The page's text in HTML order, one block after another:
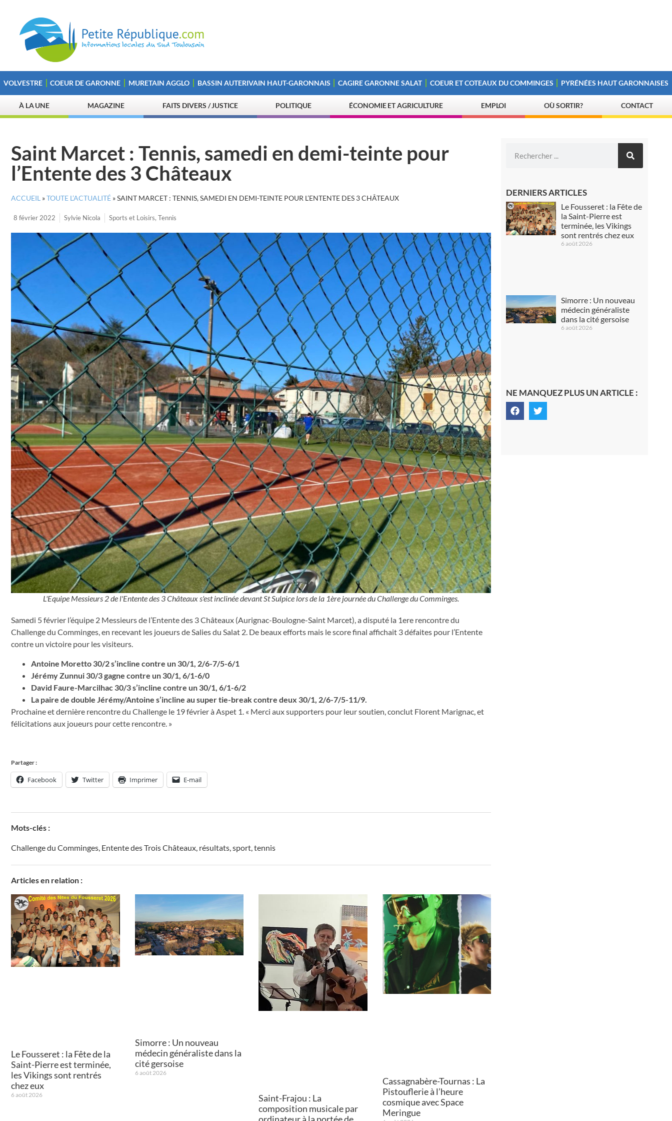
VOLVESTRE COEUR DE GARONNE MURETAIN AGGLO BASSIN AUTERIVAIN HAUT-GARONNAIS CAGIRE GARONNE SALAT COEUR ET COTEAUX DU COMMINGES PYRÉNÉES HAUT GARONNAISES
À LA UNE MAGAZINE FAITS DIVERS / JUSTICE POLITIQUE ÉCONOMIE ET AGRICULTURE EMPLOI OÙ SORTIR? CONTACT
Saint Marcet : Tennis, samedi en demi-teinte pour
l’Entente des 3 Châteaux
ACCUEIL »TOUTE L’ACTUALITÉ »SAINT MARCET : TENNIS, SAMEDI EN DEMI-TEINTE POUR L’ENTENTE DES 3 CHÂTEAUX
8 février 2022 Sylvie Nicola Sports et Loisirs, Tennis
L'Equipe Messieurs 2 de l'Entente des 3 Châteaux s'est inclinée devant St Sulpice lors de la 1ère journée du Challenge du Comminges.
Samedi 5 février l’équipe 2 Messieurs de l’Entente des 3 Châteaux (Aurignac-Boulogne-Saint Marcet), a disputé la 1ere rencontre du
Challenge du Comminges, en recevant les joueurs de Salies du Salat 2. De beaux efforts mais le score final affichait 3 défaites pour l’Entente
contre un victoire pour les visiteurs.
Antoine Moretto 30/2 s’incline contre un 30/1, 2/6-7/5-6/1
Jérémy Zunnui 30/3 gagne contre un 30/1, 6/1-6/0
David Faure-Marcilhac 30/3 s’incline contre un 30/1, 6/1-6/2
La paire de double Jérémy/Antoine s’incline au super tie-break contre deux 30/1, 2/6-7/5-11/9.
Prochaine et dernière rencontre du Challenge le 19 février à Aspet 1. « Merci aux supporters pour leur soutien, conclut Florent Marignac, et
félicitations aux joueurs pour cette rencontre. »
Partager :
Facebook Twitter Imprimer E-mail
Mots-clés :
Challenge du Comminges, Entente des Trois Châteaux, résultats,sport,tennis
Articles en relation :
Le Fousseret : la Fête de la
Saint-Pierre est terminée,
les Vikings sont rentrés
chez eux
6 août 2026
Simorre : Un nouveau
médecin généraliste dans la
cité gersoise
6 août 2026
Saint-Frajou : La
composition musicale par
Cassagnabère-Tournas : La
Pistouflerie à l’heure
cosmique avec Space
Meringue
DERNIERS ARTICLES
Le Fousseret : la Fête de
la Saint-Pierre est
terminée, les Vikings
sont rentrés chez eux
6 août 2026
Simorre : Un nouveau
médecin généraliste
dans la cité gersoise
6 août 2026
NE MANQUEZ PLUS UN ARTICLE :